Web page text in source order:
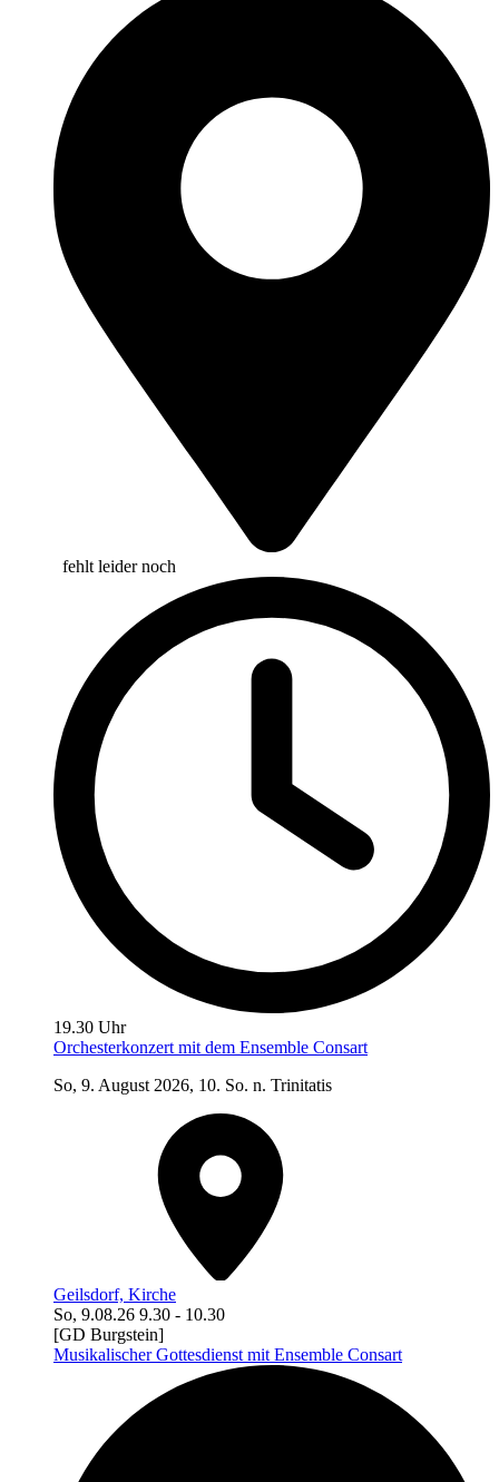
fehlt leider noch
19.30 Uhr
Orchesterkonzert mit dem Ensemble Consart
So, 9. August 2026, 10. So. n. Trinitatis
Geilsdorf, Kirche
So, 9.08.26 9.30 - 10.30
[GD Burgstein]
Musikalischer Gottesdienst mit Ensemble Consart